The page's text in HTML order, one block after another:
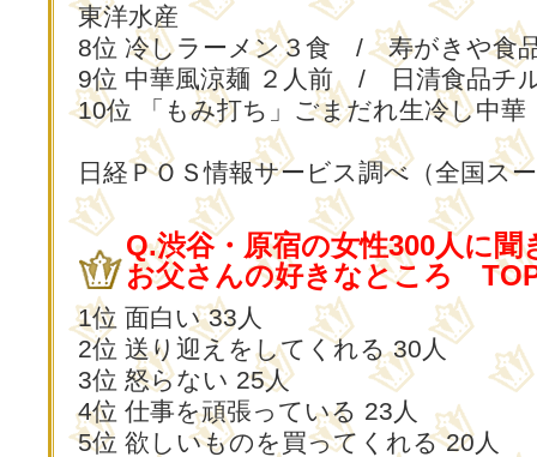
東洋水産
8位 冷しラーメン３食 / 寿がきや食
9位 中華風涼麺 ２人前 / 日清食品チ
10位 「もみ打ち」ごまだれ生冷し
日経ＰＯＳ情報サービス調べ（全国ス
Q.渋谷・原宿の女性300人に聞
お父さんの好きなところ
1位 面白い 33人
2位 送り迎えをしてくれる 30人
3位 怒らない 25人
4位 仕事を頑張っている 23人
5位 欲しいものを買ってくれる 20人